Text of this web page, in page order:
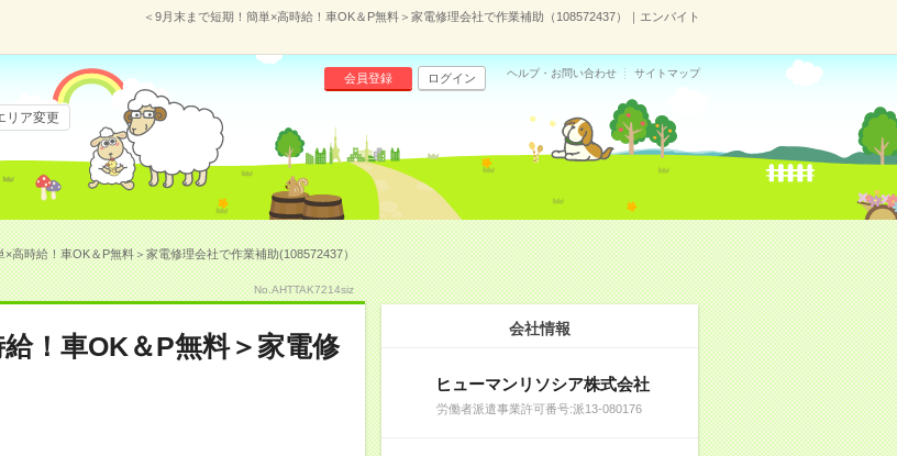
＜9月末まで短期！簡単×高時給！車OK＆P無料＞家電修理会社で作業補助（108572437）｜エンバイト
会員登録 ログイン ヘルプ・お問い合わせ サイトマップ
リア変更
×高時給！車OK＆P無料＞家電修理会社で作業補助(108572437）
No.AHTTAK7214siz
！車OK＆P無料＞家電修
会社情報
ヒューマンリソシア株式会社
労働者派遣事業許可番号:派13-080176